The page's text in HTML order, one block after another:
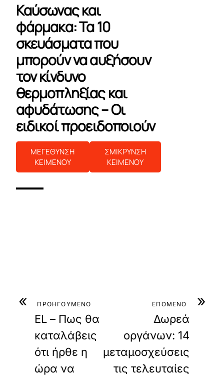
Καύσωνας και
φάρμακα: Τα 10
σκευάσματα που
μπορούν να αυξήσουν
τον κίνδυνο
θερμοπληξίας και
αφυδάτωσης – Οι
ειδικοί προειδοποιούν
ΜΕΓΕΘΥΝΣΗ
ΚΕΙΜΕΝΟΥ
ΣΜΙΚΡΥΝΣΗ
ΚΕΙΜΕΝΟΥ
« ΠΡΟΗΓΟΥΜΕΝΟ
EL – Πως θα
καταλάβεις
ότι ήρθε η
ώρα να
»
ΕΠΟΜΕΝΟ
Δωρεά
οργάνων: 14
μεταμοσχεύσεις
τις τελευταίες